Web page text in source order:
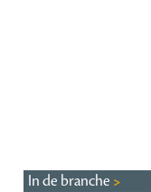
In de branche